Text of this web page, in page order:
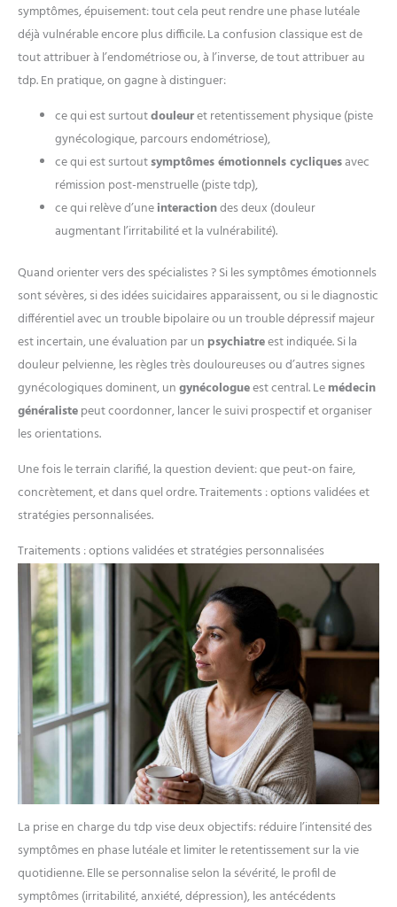
symptômes, épuisement: tout cela peut rendre une phase lutéale
déjà vulnérable encore plus difficile. La confusion classique est de
tout attribuer à l’endométriose ou, à l’inverse, de tout attribuer au
tdp. En pratique, on gagne à distinguer:
ce qui est surtoutdouleuret retentissement physique (piste
gynécologique, parcours endométriose),
ce qui est surtoutsymptômes émotionnels cycliquesavec
rémission post-menstruelle (piste tdp),
ce qui relève d’uneinteractiondes deux (douleur
augmentant l’irritabilité et la vulnérabilité).
Quand orienter vers des spécialistes ? Si les symptômes émotionnels
sont sévères, si des idées suicidaires apparaissent, ou si le diagnostic
différentiel avec un trouble bipolaire ou un trouble dépressif majeur
est incertain, une évaluation par un psychiatreest indiquée. Si la
douleur pelvienne, les règles très douloureuses ou d’autres signes
gynécologiques dominent, ungynécologueest central. Lemédecin
généralistepeut coordonner, lancer le suivi prospectif et organiser
les orientations.
Une fois le terrain clarifié, la question devient: que peut-on faire,
concrètement, et dans quel ordre. Traitements : options validées et
stratégies personnalisées.
Traitements : options validées et stratégies personnalisées
La prise en charge du tdp vise deux objectifs: réduire l’intensité des
symptômes en phase lutéale et limiter le retentissement sur la vie
quotidienne. Elle se personnalise selon la sévérité, le profil de
symptômes (irritabilité, anxiété, dépression), les antécédents